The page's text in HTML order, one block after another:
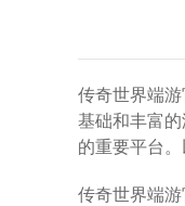
传奇世界端
基础和丰富
的重要平台
传奇世界端